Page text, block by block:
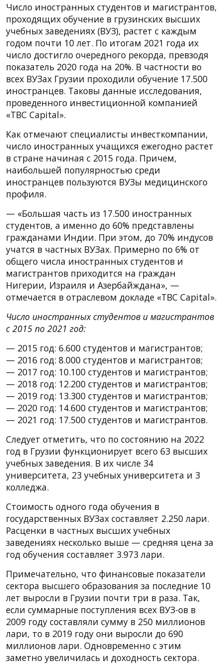
Число иностранных студентов и магистрантов,
проходящих обучение в грузинских высших
учебных заведениях (ВУЗ), растет с каждым
годом почти 10 лет. По итогам 2021 года их
число достигло очередного рекорда, превзодя
показатель 2020 года на 20%. В частности во
всех ВУЗах Грузии проходили обучение 17.500
иностранцев. Таковы данные исследования,
проведенного инвестиционной компанией
«TBC Capital».
Как отмечают специалисты инвесткомпании,
число иностранных учащихся ежегодно растет
в стране начиная с 2015 года. Причем,
наибольшей популярностью среди
иностранцев пользуются ВУЗы медицинского
профиля.
— «Большая часть из 17.500 иностранных
студентов, а именно до 60% представлены
гражданами Индии. При этом, до 70% индусов
учатся в частных ВУЗах. Примерно по 6% от
общего числа иностранных студентов и
магистрантов приходится на граждан
Нигерии, Израиля и Азербайждана», —
отмечается в отраслевом докладе «TBC Capital».
Число иностранных студентов и магистрантов
с 2015 по 2021 год:
— 2015 год: 6.600 студентов и магистрантов;
— 2016 год: 8.000 студентов и магистрантов;
— 2017 год: 10.100 студентов и магистрантов;
— 2018 год: 12.200 студентов и магистрантов;
— 2019 год: 13.300 студентов и магистрантов;
— 2020 год: 14.600 студентов и магистрантов;
— 2021 год: 17.500 студентов и магистрантов.
Следует отметить, что по состоянию на 2022
год в Грузии функционирует всего 63 высших
учебных заведения. В их числе 34
университета, 23 учебных университета и 3
колледжа.
Стоимость одного года обучения в
государственных ВУЗах составляет 2.250 лари.
Расценки в частных высших учебных
заведениях несколько выше — средняя цена за
год обучения составляет 3.973 лари.
Примечательно, что финансовые показатели
сектора высшего образования за последние 10
лет выросли в Грузии почти три в раза. Так,
если суммарные поступления всех ВУЗ-ов в
2009 году составляли сумму в 250 миллионов
лари, то в 2019 году они выросли до 690
миллионов лари. Одновременно с этим
заметно увеличилась и доходность сектора.